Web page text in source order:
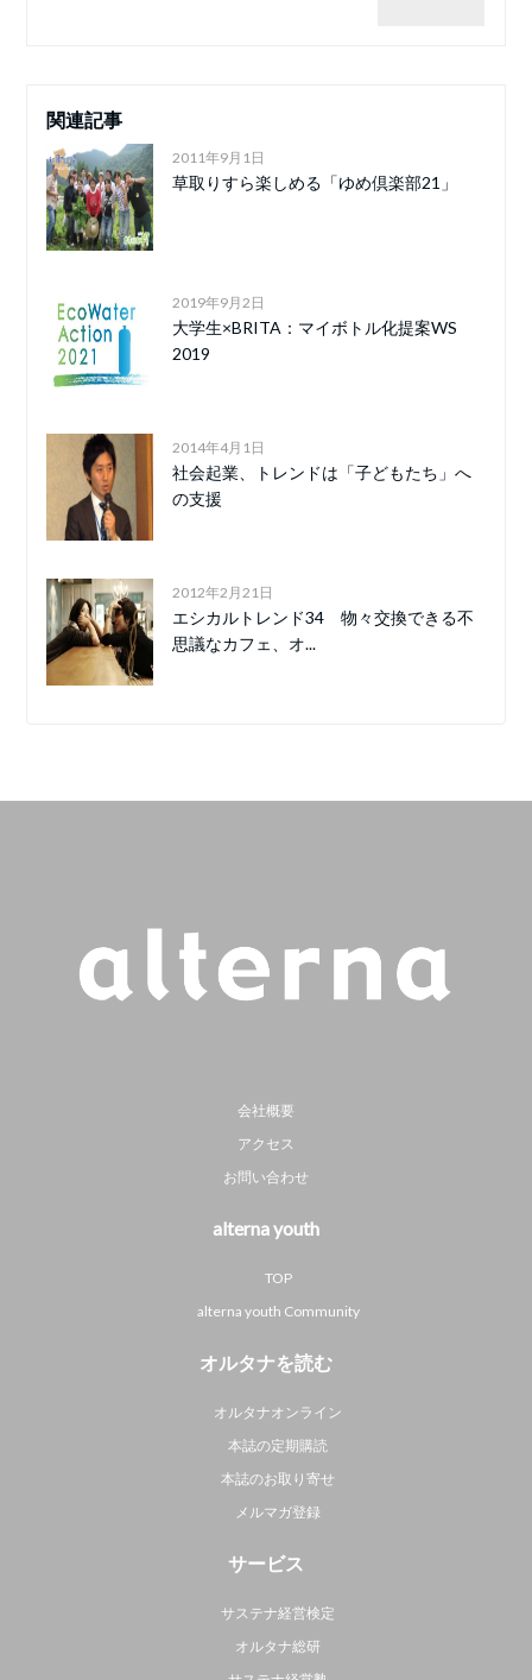
関連記事
2011年9月1日
草取りすら楽しめる「ゆめ倶楽部21」
2019年9月2日
大学生×BRITA：マイボトル化提案WS
2019
2014年4月1日
社会起業、トレンドは「子どもたち」へ
の支援
2012年2月21日
エシカルトレンド34 物々交換できる不
思議なカフェ、オ...
会社概要
アクセス
お問い合わせ
alterna youth
TOP
alterna youth Community
オルタナを読む
オルタナオンライン
本誌の定期購読
本誌のお取り寄せ
メルマガ登録
サービス
サステナ経営検定
オルタナ総研